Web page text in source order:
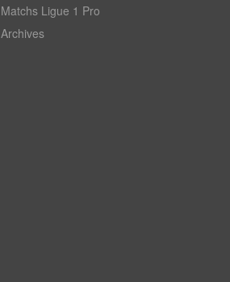
Matchs Ligue 1 Pro
Archives